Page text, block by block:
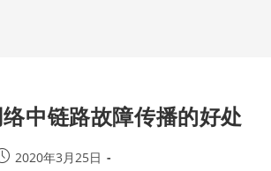
中链路故障传播的好处
2020年3月25日